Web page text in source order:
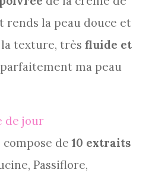
la peau douce et
texture, très fluide et
ma peau
compose de10 extraits
Passiflore,